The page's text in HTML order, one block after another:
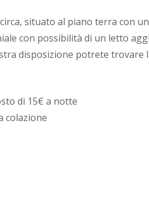
circa, situato al piano terra con
con possibilità di un letto
disposizione potrete trovare
di 15€ a notte
colazione